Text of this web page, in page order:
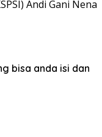
Andi Gani Nena
bisa anda isi dan